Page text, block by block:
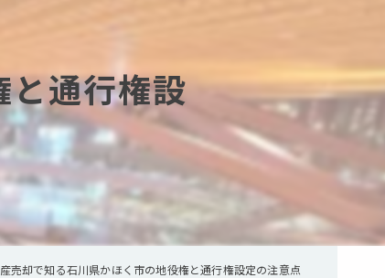
置物撤去を最大無料
と通行権設
売却で知る石川県かほく市の地役権と通行権設定の注意点